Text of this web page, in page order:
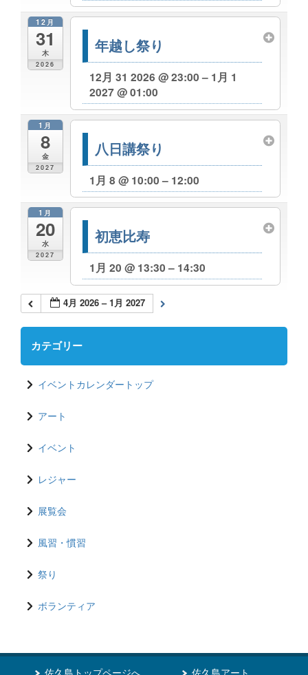
12月
31
木
2026
年越し祭り
12月 31 2026 @ 23:00 – 1月 1
2027 @ 01:00
1月
8
金
2027
八日講祭り
1月 8 @ 10:00 – 12:00
1月
20
水
2027
初恵比寿
1月 20 @ 13:30 – 14:30
4月 2026 – 1月 2027
カテゴリー
イベントカレンダートップ
アート
イベント
レジャー
展覧会
風習・慣習
祭り
ボランティア